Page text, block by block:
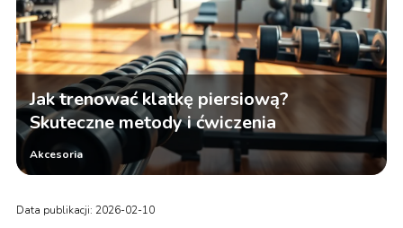
Jak trenować klatkę piersiową?
Skuteczne metody i ćwiczenia
Akcesoria
Data publikacji: 2026-02-10